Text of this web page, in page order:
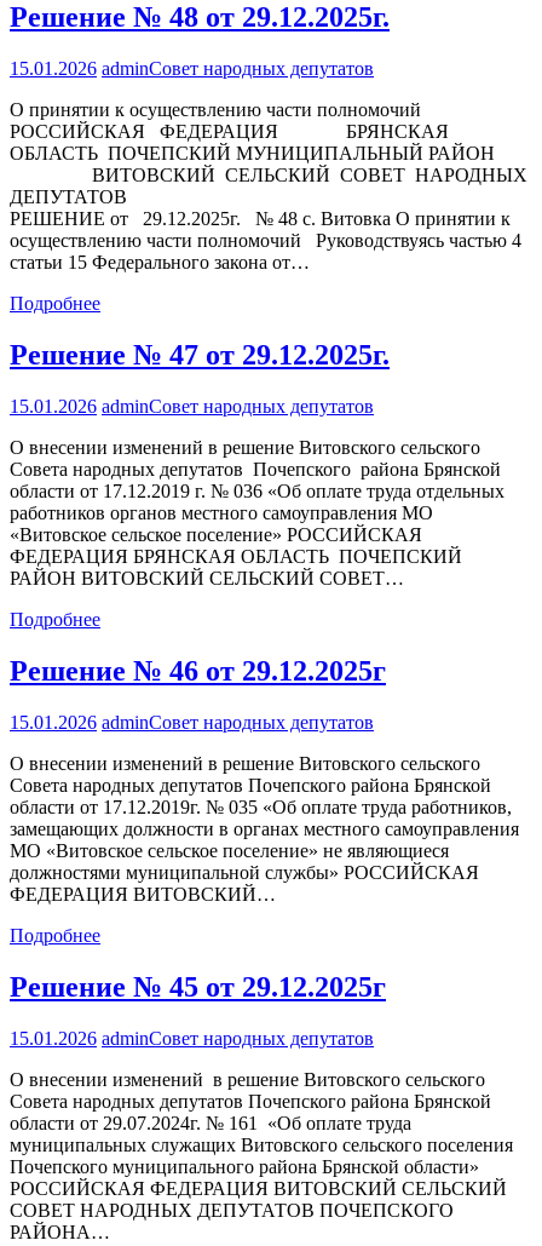
Решение № 48 от 29.12.2025г.
15.01.2026 adminСовет народных депутатов
О принятии к осуществлению части полномочий
РОССИЙСКАЯ ФЕДЕРАЦИЯ БРЯНСКАЯ
ОБЛАСТЬ ПОЧЕПСКИЙ МУНИЦИПАЛЬНЫЙ РАЙОН
ВИТОВСКИЙ СЕЛЬСКИЙ СОВЕТ НАРОДНЫХ
ДЕПУТАТОВ
РЕШЕНИЕ от 29.12.2025г. № 48 с. Витовка О принятии к
осуществлению части полномочий Руководствуясь частью 4
статьи 15 Федерального закона от…
Подробнее
Решение № 47 от 29.12.2025г.
15.01.2026 adminСовет народных депутатов
О внесении изменений в решение Витовского сельского
Совета народных депутатов Почепского района Брянской
области от 17.12.2019 г. № 036 «Об оплате труда отдельных
работников органов местного самоуправления МО
«Витовское сельское поселение» РОССИЙСКАЯ
ФЕДЕРАЦИЯ БРЯНСКАЯ ОБЛАСТЬ ПОЧЕПСКИЙ
РАЙОН ВИТОВСКИЙ СЕЛЬСКИЙ СОВЕТ…
Подробнее
Решение № 46 от 29.12.2025г
15.01.2026 adminСовет народных депутатов
О внесении изменений в решение Витовского сельского
Совета народных депутатов Почепского района Брянской
области от 17.12.2019г. № 035 «Об оплате труда работников,
замещающих должности в органах местного самоуправления
МО «Витовское сельское поселение» не являющиеся
должностями муниципальной службы» РОССИЙСКАЯ
ФЕДЕРАЦИЯ ВИТОВСКИЙ…
Подробнее
Решение № 45 от 29.12.2025г
15.01.2026 adminСовет народных депутатов
О внесении изменений в решение Витовского сельского
Совета народных депутатов Почепского района Брянской
области от 29.07.2024г. № 161 «Об оплате труда
муниципальных служащих Витовского сельского поселения
Почепского муниципального района Брянской области»
РОССИЙСКАЯ ФЕДЕРАЦИЯ ВИТОВСКИЙ СЕЛЬСКИЙ
СОВЕТ НАРОДНЫХ ДЕПУТАТОВ ПОЧЕПСКОГО
РАЙОНА…